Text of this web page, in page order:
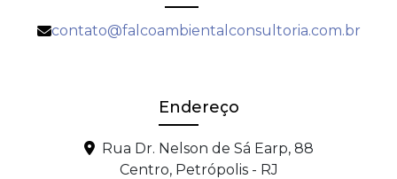
contato@falcoambientalconsultoria.com.br
Endereço
Rua Dr. Nelson de Sá Earp, 88
Centro, Petrópolis - RJ